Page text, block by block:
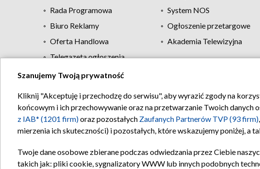
Rada Programowa
System NOS
Biuro Reklamy
Ogłoszenie przetargowe
Oferta Handlowa
Akademia Telewizyjna
Telegazeta ogłoszenia
Regulamin TVP Polityka
Szanujemy Twoją prywatność
Kliknij "Akceptuję i przechodzę do serwisu", aby wyrazić zgody na
końcowym i ich przechowywanie oraz na przetwarzanie Twoich danych
z IAB* (1201 firm)oraz pozostałych Zaufanych Partnerów TVP (93 firm)
mierzenia ich skuteczności) i pozostałych, które wskazujemy poniżej, a
Twoje dane osobowe zbierane podczas odwiedzania przez Ciebie
takich jak: pliki cookie, sygnalizatory WWW lub innych podobnych